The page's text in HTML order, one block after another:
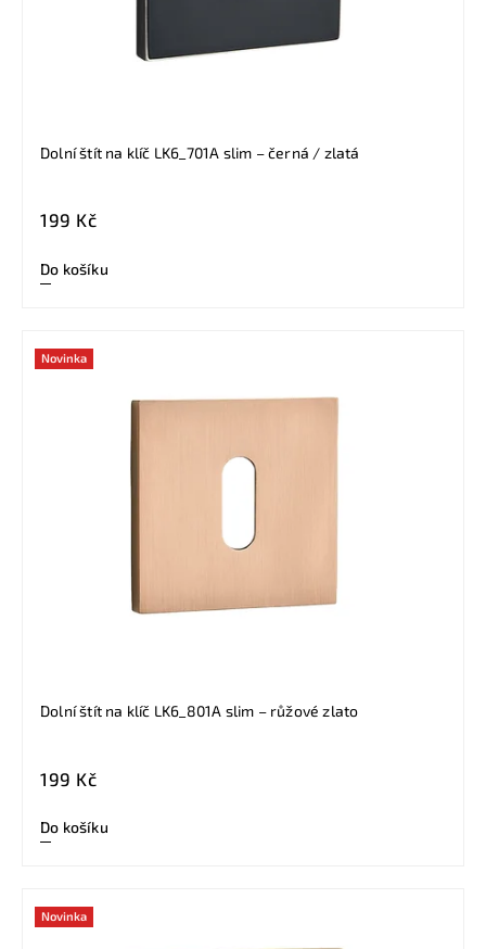
Dolní štít na klíč LK6_701A slim – černá / zlatá
199 Kč
Do košíku
Novinka
Dolní štít na klíč LK6_801A slim – růžové zlato
199 Kč
Do košíku
Novinka